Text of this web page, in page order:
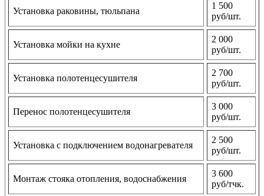
Установка раковины, тюльпана
1 500
руб/шт.
Установка мойки на кухне
2 000
руб/шт.
Установка полотенцесушителя
2 700
руб/шт.
Перенос полотенцесушителя
3 000
руб/шт.
Установка с подключением водонагревателя
2 500
руб/шт.
Монтаж стояка отопления, водоснабжения
3 600
руб/тчк.